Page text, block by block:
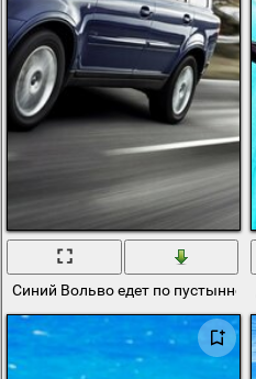
Синий Вольво едет по пустынной